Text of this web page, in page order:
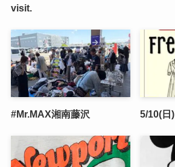
visit.
#Mr.MAX湘南藤沢 5/10(日)